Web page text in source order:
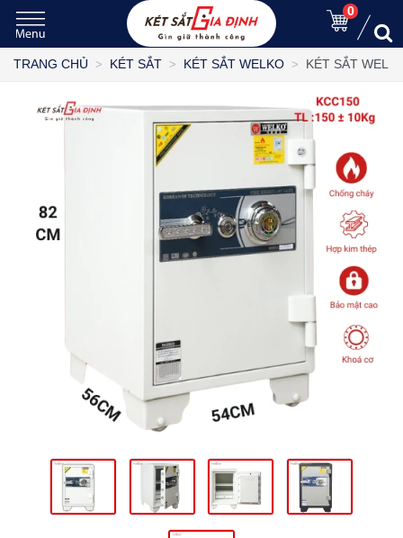
0
TRANG CHỦ KÉT SẮT KÉT SẮT WELKO KÉT SẮT